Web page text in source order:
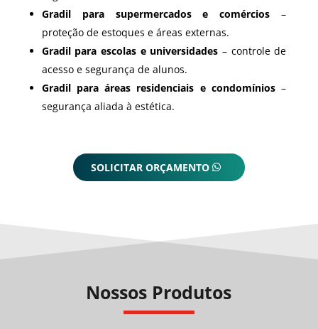
Gradil para supermercados e comércios –
proteção de estoques e áreas externas.
Gradil para escolas e universidades – controle de
acesso e segurança de alunos.
Gradil para áreas residenciais e condomínios–
segurança aliada à estética.
SOLICITAR ORÇAMENTO
Nossos Produtos